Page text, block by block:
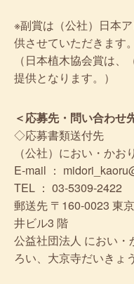
※副賞は（公社）日本
供させていただきます。
（日本植木協会賞は
提供となります。）
＜応募先・問い合わせ
◇応募書類送付先
（公社）におい・かお
E-mail ：
TEL ： 03-5309-2422
郵送先 〒160-0023 東
井ビル3 階
公益社団法人 におい・
ろい、大京寺だいきょ